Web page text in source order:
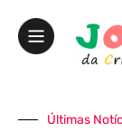
Últimas